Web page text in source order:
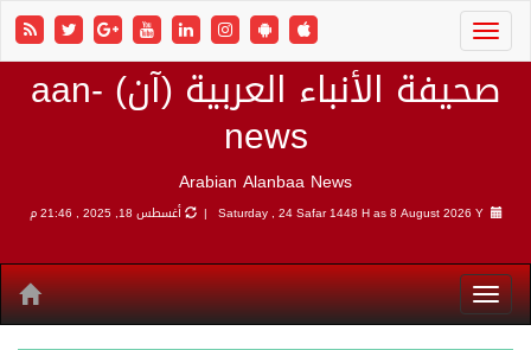
صحيفة الأنباء العربية (آن) aan-
news
Arabian Alanbaa News
Saturday , 24 Safar 1448 H as8 August 2026 Y | أغسطس 18, 2025 , 21:46 م